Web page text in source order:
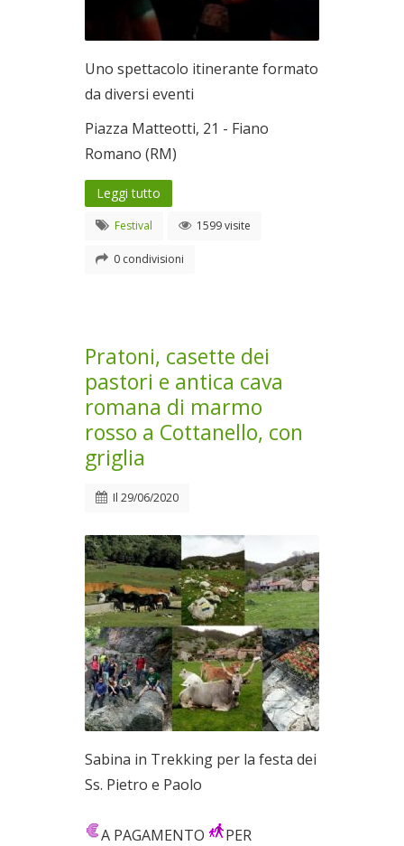
Uno spettacolo itinerante formato
da diversi eventi
Piazza Matteotti, 21 - Fiano
Romano (RM)
Leggi tutto
Festival 1599 visite
0 condivisioni
Pratoni, casette dei
pastori e antica cava
romana di marmo
rosso a Cottanello, con
griglia
Il 29/06/2020
Sabina in Trekking per la festa dei
Ss. Pietro e Paolo
A PAGAMENTO
PER